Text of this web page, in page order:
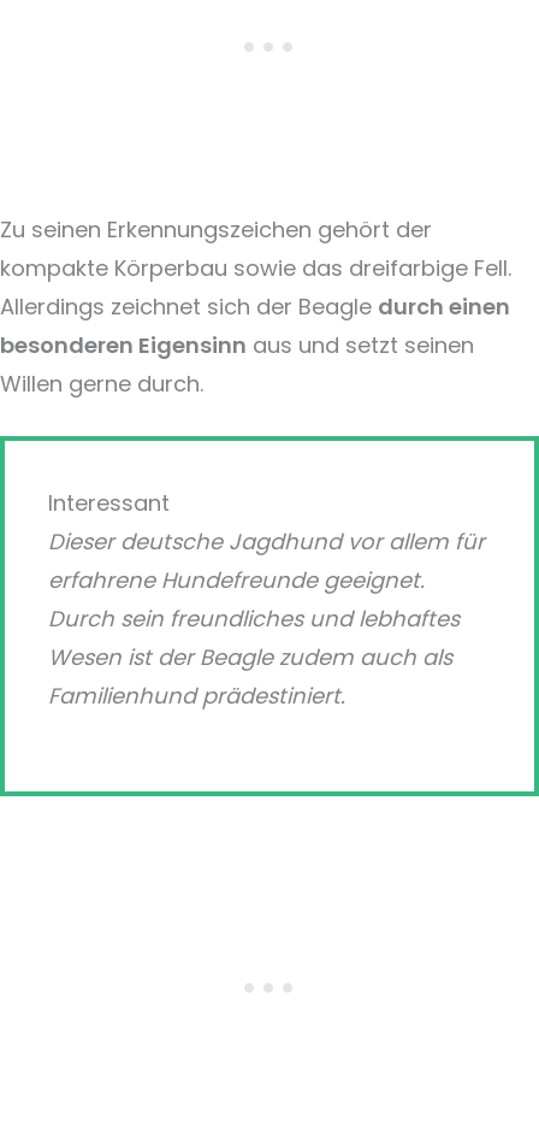
Zu seinen Erkennungszeichen gehört der
kompakte Körperbau sowie das dreifarbige Fell.
Allerdings zeichnet sich der Beagle durch einen
besonderen Eigensinn aus und setzt seinen
Willen gerne durch.
Interessant
Dieser deutsche Jagdhund vor allem für
erfahrene Hundefreunde geeignet.
Durch sein freundliches und lebhaftes
Wesen ist der Beagle zudem auch als
Familienhund prädestiniert.